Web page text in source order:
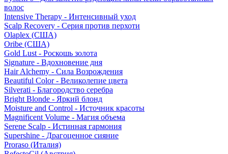
волос
Intensive Therapy - Интенсивный уход
Scalp Recovery - Серия против перхоти
Olaplex (США)
Oribe (США)
Gold Lust - Роскошь золота
Signature - Вдохновение дня
Hair Alchemy - Сила Возрождения
Beautiful Color - Великолепие цвета
Silverati - Благородство серебра
Bright Blonde - Яркий блонд
Moisture and Control - Источник красоты
Magnificent Volume - Магия объема
Serene Scalp - Истинная гармония
Supershine - Драгоценное сияние
Proraso (Италия)